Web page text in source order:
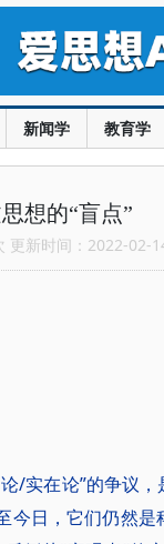
新闻学 教育学
想的“盲点”
更新时间：2022-02-
/实在论”的争议
日，它们仍然